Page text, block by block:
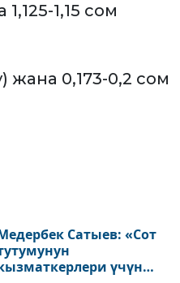
1,15 сом
жана 0,173-0,2 сом
Сатыев: «Сот
үчүн